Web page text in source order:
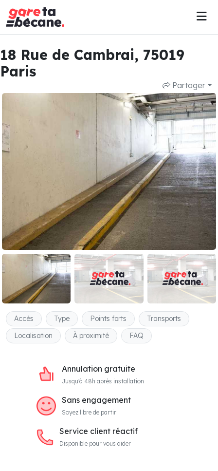
18 Rue de Cambrai, 75019
Paris
Partager
Accès Type Points forts
Transports
Localisation
À proximité FAQ
Annulation gratuite
Jusqu'à 48h après installation
Sans engagement
Soyez libre de partir
Service client réactif
Disponible pour vous aider